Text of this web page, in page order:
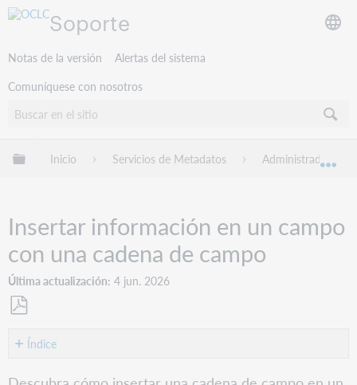
Soporte
Notas de la versión
Alertas del sistema
Comuníquese con nosotros
Expandir/contraer jerarquía global
Inicio Servicios de Metadatos Administrador de
Insertar información en un campo
con una cadena de campo
Última actualización 4 jun. 2026
comoÍndice
Insertar